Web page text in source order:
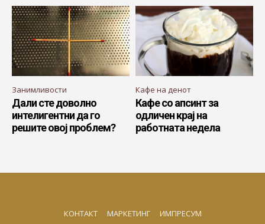
Занимливости
Дали сте доволно
интелигентни да го
решите овој проблем?
Кафе на денот
Кафе со апсинт за
одличен крај на
работната недела
КОНТАКТ МАРКЕТИНГ ИМПРЕСУМ